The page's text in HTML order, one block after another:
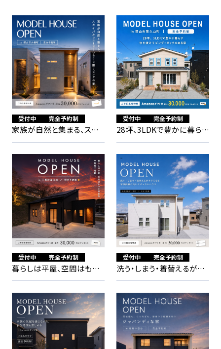
フリーダイヤル
プライバシーポリシー
受付中 完全予約制
家族が自然と集まる、スカ
イバルコニーでくつろぐ2階
リビングの家
受付中 完全予約制
28坪、3LDKで豊かに暮らす
吹き抜けリビング×ヌック
のある家
受付中 完全予約制
暮らしは平屋、空間はもっ
と自由な 平屋風2階建て
受付中 完全予約制
洗う・しまう・着替えるがラ
クになる 家事動線の良いナ
チュラルハウス